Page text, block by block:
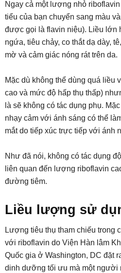
Ngay cả một lượng nhỏ
tiểu của bạn chuyển sang màu
được gọi là flavin niệu). Liều lớn
ngứa, tiêu chảy, co thắt dạ dày,
mờ và cảm giác nóng rát trên da.
Mặc dù không thể dùng quá liều
cao và mức độ hấp thụ thấp)
là sẽ không có tác dụng phụ.
nhạy cảm với ánh sáng có thể
mắt do tiếp xúc trực tiếp với ánh
Như đã nói, không có tác dụng
liên quan đến lượng riboflavin
đường tiêm.
Liều lượng sử
Lượng tiêu thụ tham chiếu trong
với riboflavin do Viện Hàn lâm
Quốc gia ở Washington, DC đặt
dinh dưỡng tối ưu mà một người